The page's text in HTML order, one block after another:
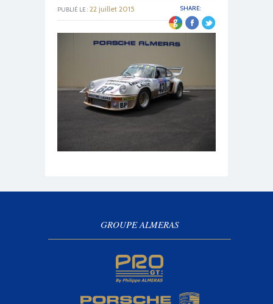
SHARE:
PUBLIÉ LE : 22 juillet 2015
GROUPE ALMERAS